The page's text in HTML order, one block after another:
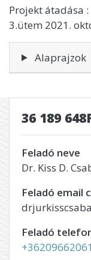
Projekt átadása
3.ütem 2021.
Alaprajzok
36 189
Feladó neve
Dr. Kiss D.
Feladó email
Feladó
+36209662061